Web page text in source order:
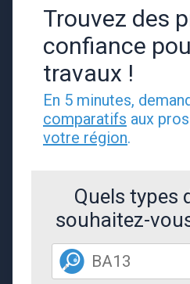
Trouvez des
confiance
travaux !
En 5 minutes,
comparatifs aux
votre région.
Quels types
souhaitez-